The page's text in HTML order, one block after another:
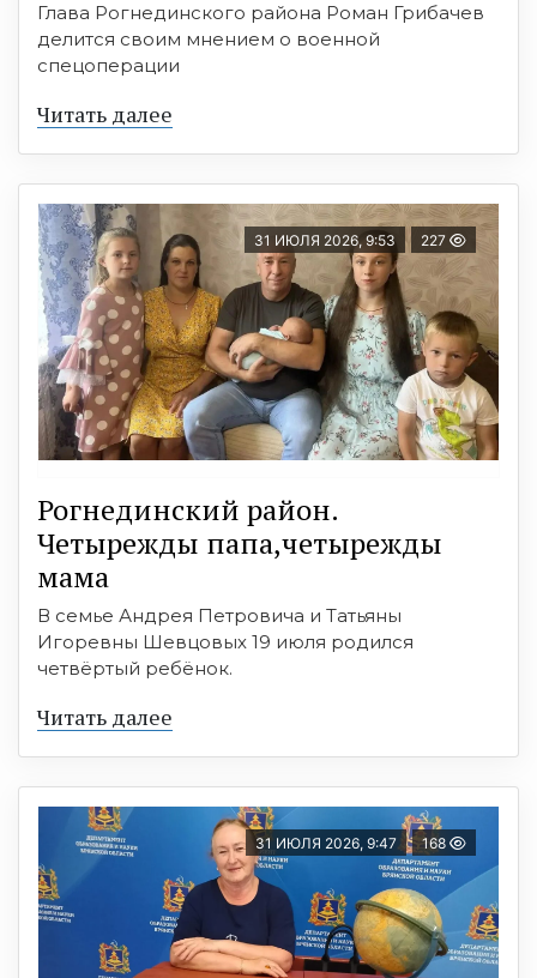
Глава Рогнединского района Роман Грибачев
делится своим мнением о военной
спецоперации
Читать далее
31 ИЮЛЯ 2026, 9:53 227
Рогнединский район.
Четырежды папа,четырежды
мама
В семье Андрея Петровича и Татьяны
Игоревны Шевцовых 19 июля родился
четвёртый ребёнок.
Читать далее
31 ИЮЛЯ 2026, 9:47 168